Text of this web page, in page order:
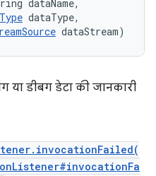
dataName,
dataType,
dataStream)
डीबग डेटा की जानकारी